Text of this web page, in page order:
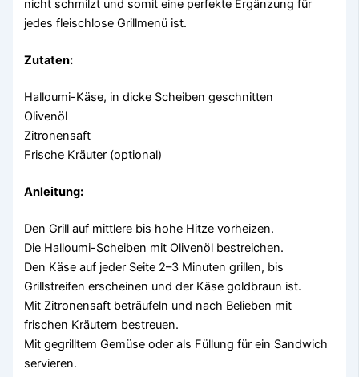
nicht schmilzt und somit eine perfekte Ergänzung für
jedes fleischlose Grillmenü ist.
Zutaten:
Halloumi-Käse, in dicke Scheiben geschnitten
Olivenöl
Zitronensaft
Frische Kräuter (optional)
Anleitung:
Den Grill auf mittlere bis hohe Hitze vorheizen.
Die Halloumi-Scheiben mit Olivenöl bestreichen.
Den Käse auf jeder Seite 2–3 Minuten grillen, bis
Grillstreifen erscheinen und der Käse goldbraun ist.
Mit Zitronensaft beträufeln und nach Belieben mit
frischen Kräutern bestreuen.
Mit gegrilltem Gemüse oder als Füllung für ein Sandwich
servieren.